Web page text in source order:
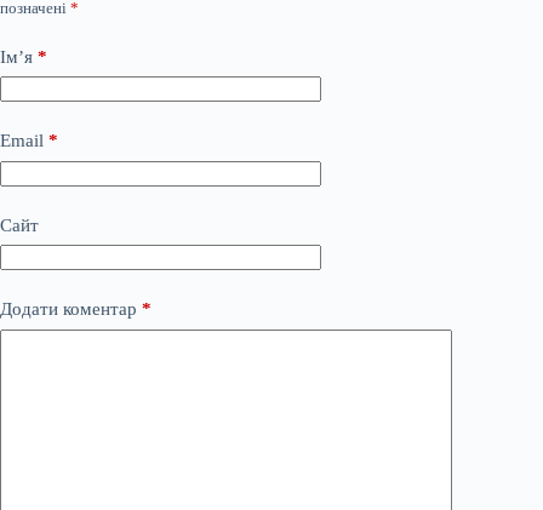
позначені *
Ім’я *
Email *
Сайт
Додати коментар *